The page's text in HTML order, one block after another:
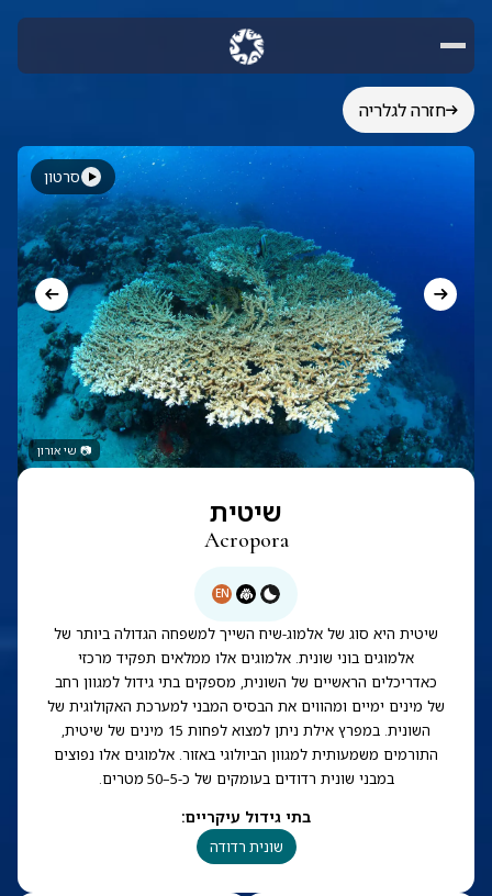
חזרה לגלריה
📷 שי אורון
סרטון
שיטית
Acropora
EN
שיטית היא סוג של אלמוג-שיח השייך למשפחה הגדולה ביותר של
אלמוגים בוני שונית. אלמוגים אלו ממלאים תפקיד מרכזי
כאדריכלים הראשיים של השונית, מספקים בתי גידול למגוון רחב
של מינים ימיים ומהווים את הבסיס המבני למערכת האקולוגית של
השונית. במפרץ אילת ניתן למצוא לפחות 15 מינים של שיטית,
התורמים משמעותית למגוון הביולוגי באזור. אלמוגים אלו נפוצים
במבני שונית רדודים בעומקים של כ-5–50 מטרים.
בתי גידול עיקריים:
שונית רדודה